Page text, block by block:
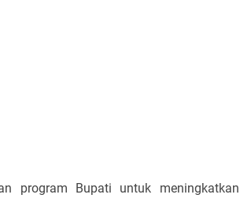
program Bupati untuk meningkatkan